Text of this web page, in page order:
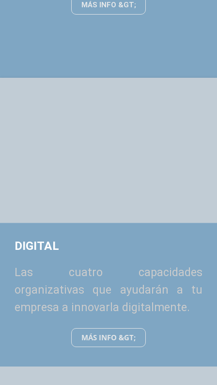
MÁS INFO &GT;
DIGITAL
Las cuatro capacidades
organizativas que ayudarán a tu
empresa a innovarla digitalmente.
MÁS INFO &GT;